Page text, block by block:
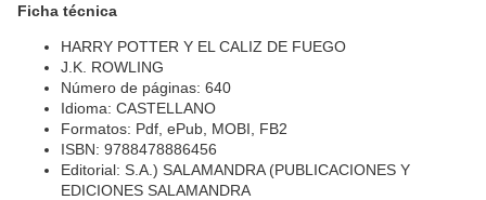
Ficha técnica
HARRY POTTER Y EL CALIZ DE FUEGO
J.K. ROWLING
Número de páginas: 640
Idioma: CASTELLANO
Formatos: Pdf, ePub, MOBI, FB2
ISBN: 9788478886456
Editorial: S.A.) SALAMANDRA (PUBLICACIONES Y
EDICIONES SALAMANDRA